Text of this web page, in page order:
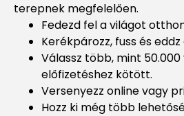
terepnek megfelelően.
Fedezd fel a világot
Kerékpározz, fuss és
Válassz több, mint
előfizetéshez kötött.
Versenyezz online vagy
Hozz ki még több